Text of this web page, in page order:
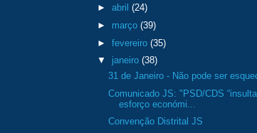
► abril (24)
► março (39)
► fevereiro (35)
▼ janeiro (38)
31 de Janeiro - Não pode ser
Comunicado JS: "PSD/CDS
esforço económi...
Convenção Distrital JS